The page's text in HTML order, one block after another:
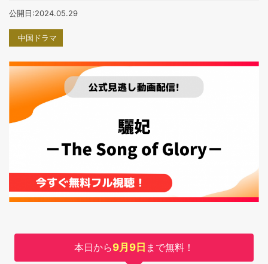
公開日:2024.05.29
中国ドラマ
本日から9月9日 まで無料！